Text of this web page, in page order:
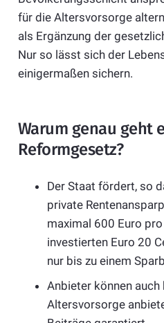
für die Altersvorsorge
als Ergänzung der
Nur so lässt sich der
einigermaßen sichern.
Warum genau geht
Reformgesetz?
Der Staat fördert, so
private
maximal 600 Euro
investierten Euro 20
nur bis zu einem
Anbieter können
Altersvorsorge